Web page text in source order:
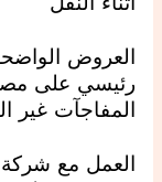
العروض
رئيسي على
المفاجآت غير
العمل مع